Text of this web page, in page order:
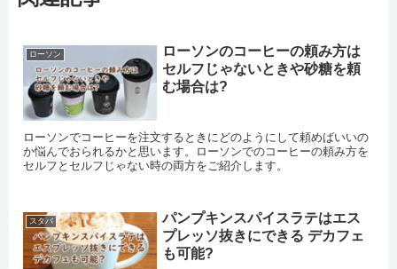
ローソン
ローソンのコーヒーの頼み方は
セルフじゃないときや砂糖を頼
む場合は?
ローソンでコーヒーを注文するときにどのようにして頼めばいいの
か悩んでおられるかと思います。ローソンでのコーヒーの頼み方を
セルフとセルフじゃない時の両方をご紹介します。
スタバ
パンプキンスパイスラテはエス
プレッソ抜きにできる デカフェ
も可能?